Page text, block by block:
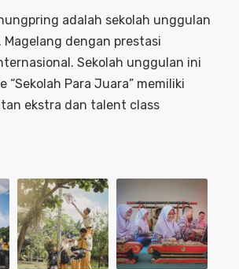
adalah sekolah unggulan
Magelang dengan prestasi
Sekolah unggulan ini
“Sekolah Para Juara” memiliki
ekstra dan talent class